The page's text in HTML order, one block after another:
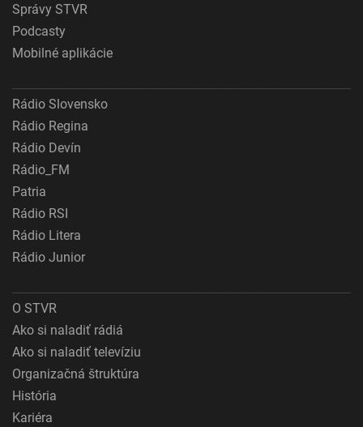
Správy STVR
Podcasty
Mobilné aplikácie
Rádio Slovensko
Rádio Regina
Rádio Devín
Rádio_FM
Patria
Rádio RSI
Rádio Litera
Rádio Junior
O STVR
Ako si naladiť rádiá
Ako si naladiť televíziu
Organizačná štruktúra
História
Kariéra